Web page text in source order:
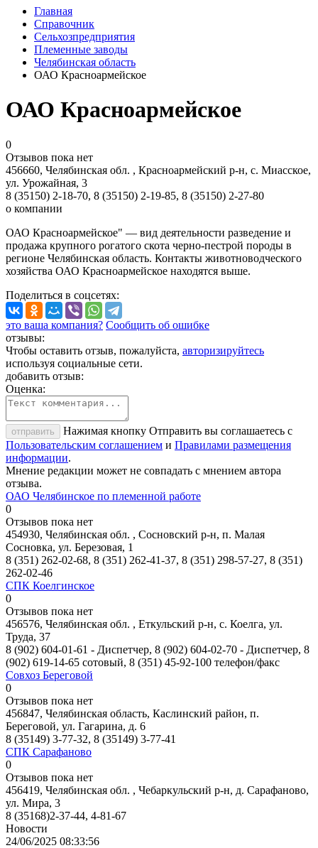
Главная
Справочник
Сельхозпредприятия
Племенные заводы
Челябинская область
ОАО Красноармейское
ОАО Красноармейское
0
Отзывов пока нет
456660, Челябинская обл. , Красноармейский р-н, с. Миасское,
ул. Урожайная, 3
8 (35150) 2-18-70, 8 (35150) 2-19-85, 8 (35150) 2-27-80
о компании
ОАО Красноармейское" — вид деятельности разведение и
продажа крупного рогатого скота черно-пестрой породы в
регионе Челябинская область. Контакты животноводческого
хозяйства ОАО Красноармейское находятся выше.
Поделиться в соцсетях:
это ваша компания? Сообщить об ошибке
отзывы:
Чтобы оставить отзыв, пожалуйста, авторизируйтесь
используя социальные сети.
добавить отзыв:
Оценка:
отправить
Нажимая кнопку Отправить вы соглашаетесь с
Пользовательским соглашением и Правилами размещения
информации.
Мнение редакции может не совпадать с мнением автора
отзыва.
ОАО Челябинское по племенной работе
0
Отзывов пока нет
454930, Челябинская обл. , Сосновский р-н, п. Малая
Сосновка, ул. Березовая, 1
8 (351) 262-02-68, 8 (351) 262-41-37, 8 (351) 298-57-27, 8 (351)
262-02-46
СПК Коелгинское
0
Отзывов пока нет
456576, Челябинская обл. , Еткульский р-н, с. Коелга, ул.
Труда, 37
8 (902) 604-01-61 - Диспетчер, 8 (902) 604-02-70 - Диспетчер, 8
(902) 619-14-65 сотовый, 8 (351) 45-92-100 телефон/факс
Совхоз Береговой
0
Отзывов пока нет
456847, Челябинская область, Каслинский район, п.
Береговой, ул. Гагарина, д. 6
8 (35149) 3-77-32, 8 (35149) 3-77-41
СПК Сарафаново
0
Отзывов пока нет
456419, Челябинская обл. , Чебаркульский р-н, д. Сарафаново,
ул. Мира, 3
8 (35168)2-37-44, 4-81-67
Новости
24/06/2025 08:33:56